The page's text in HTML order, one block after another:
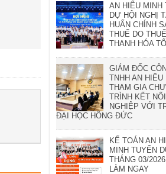
AN HIỂU MINH
DỰ HỘI NGHỊ
HUẤN CHÍNH
THUẾ DO
THANH HÓA
GIÁM ĐỐC
TNHH AN HIỂU
THAM GIA
TRÌNH KẾT
NGHIỆP VỚI
ĐẠI HỌC HỒNG ĐỨC
KẾ TOÁN AN
MINH TUYỂN
THÁNG 03/
LÀM NGAY